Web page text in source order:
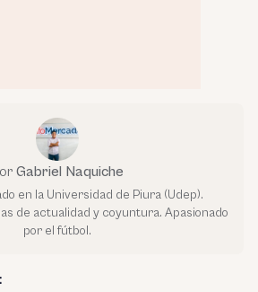
Gabriel Naquiche
en la Universidad de Piura (Udep).
de actualidad y coyuntura. Apasionado
por el fútbol.